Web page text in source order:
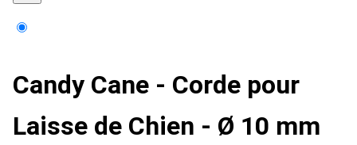
Candy Cane - Corde pour
Laisse de Chien - Ø 10 mm